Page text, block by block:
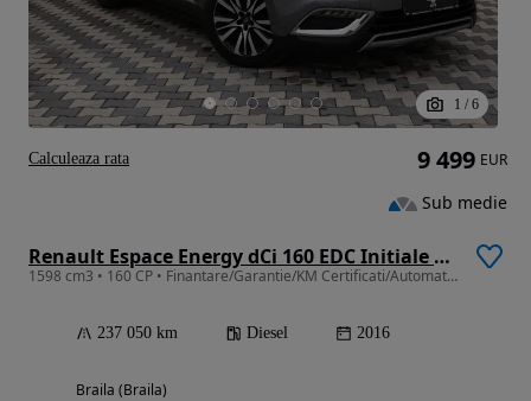
1 / 6
Renault Espace Energy dCi 160 EDC Initiale Paris
1598 cm3 • 160 CP • Finantare/Garantie/KM Certificati/Automat/2016
237 050 km Diesel 2016
Braila (Braila)
9 499 EUR
Sub medie
Calculeaza rata